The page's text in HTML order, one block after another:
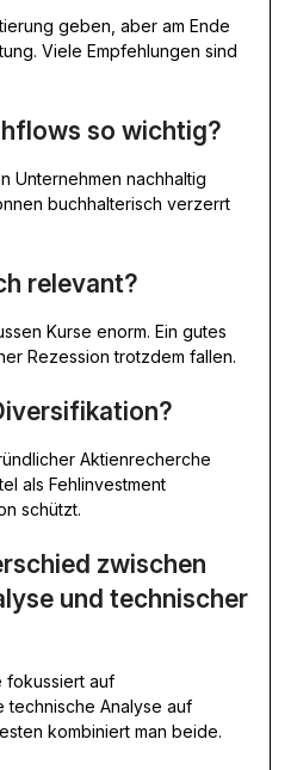
geben, aber am Ende
Viele Empfehlungen sind
so wichtig?
Unternehmen nachhaltig
buchhalterisch verzerrt
relevant?
Kurse enorm. Ein gutes
Rezession trotzdem fallen.
Aktienrecherche
als Fehlinvestment
schützt.
zwischen
und technischer
fokussiert auf
technische Analyse auf
kombiniert man beide.